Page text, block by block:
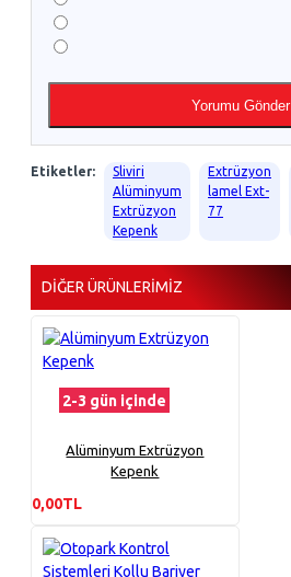
Yorumu Gönder
Etiketler:
Sliviri
Alüminyum
Extrüzyon
Kepenk
Extrüzyon
lamel Ext-
77
DIĞER ÜRÜNLERIMIZ
2-3 gün içinde
Alüminyum Extrüzyon
Kepenk
0,00TL